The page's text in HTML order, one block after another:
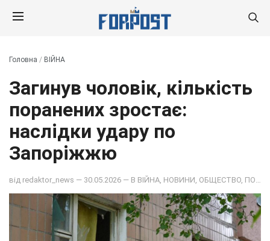
Головна / ВІЙНА
Загинув чоловік, кількість
поранених зростає:
наслідки удару по
Запоріжжю
від redaktor_news — 30.05.2026 — В ВІЙНА НОВИНИ ОБЩЕСТВО ПОДІЇ